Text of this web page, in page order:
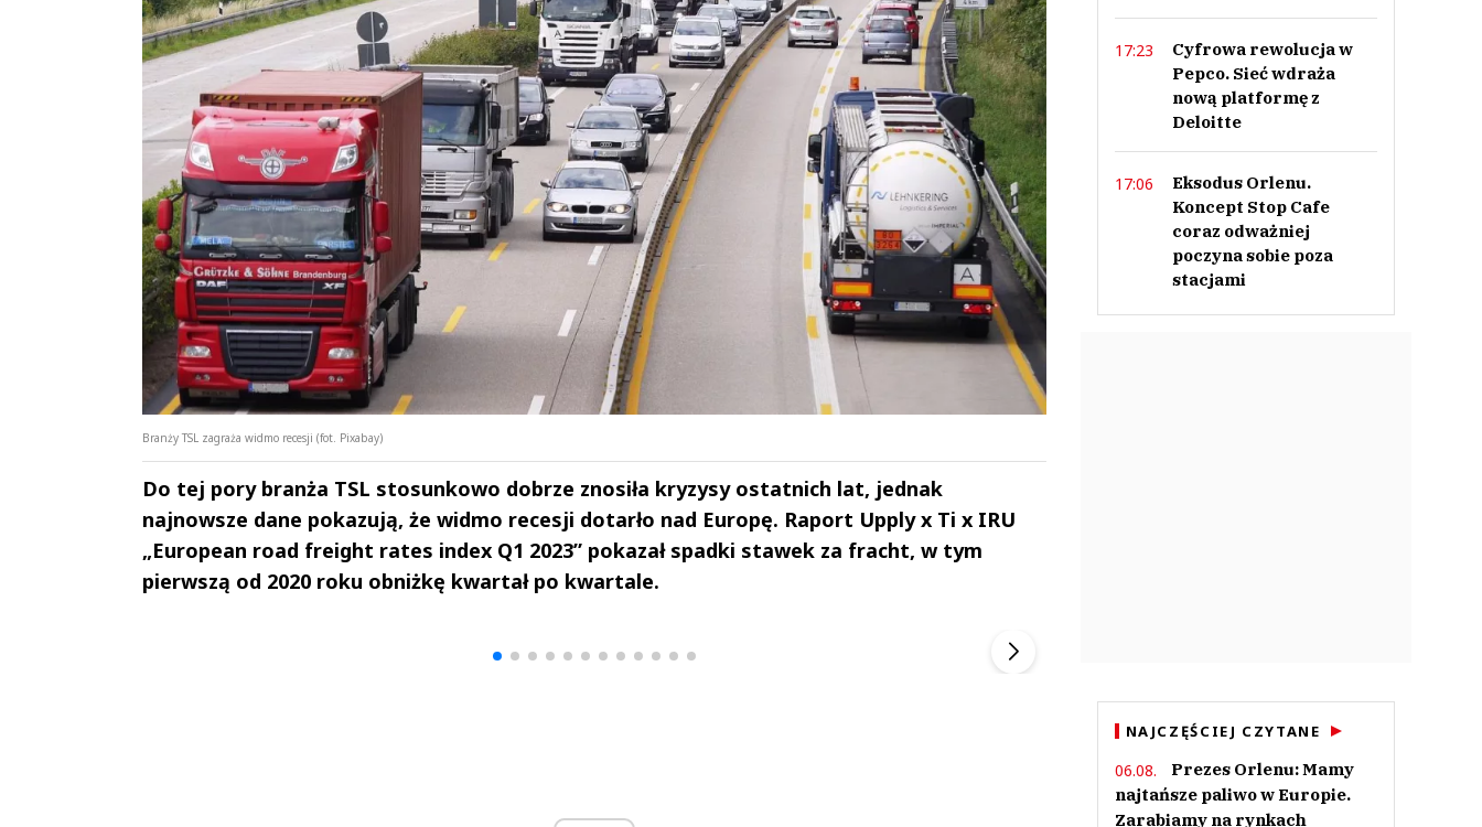
Branży TSL zagraża widmo recesji (fot. Pixabay)
Do tej pory branża TSL stosunkowo dobrze znosiła kryzysy ostatnich lat, jednak
najnowsze dane pokazują, że widmo recesji dotarło nad Europę. Raport Upply x Ti x IRU
„European road freight rates index Q1 2023” pokazał spadki stawek za fracht, w tym
pierwszą od 2020 roku obniżkę kwartał po kwartale.
Andrzej i Marta
Marta i Andrzej
17:23
Cyfrowa rewolucja w
Pepco. Sieć wdraża
nową platformę z
Deloitte
17:06
Eksodus Orlenu.
Koncept Stop Cafe
coraz odważniej
poczyna sobie poza
stacjami
NAJCZĘŚCIEJ CZYTANE
06.08.
Prezes Orlenu: Mamy
najtańsze paliwo w Europie.
Zarabiamy na rynkach